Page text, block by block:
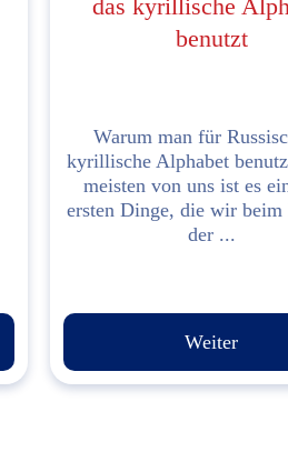
das kyrillische
benutzt
Warum man für
kyrillische Alphabet
meisten von uns ist es
ersten Dinge, die wir beim
der ...
Weiter